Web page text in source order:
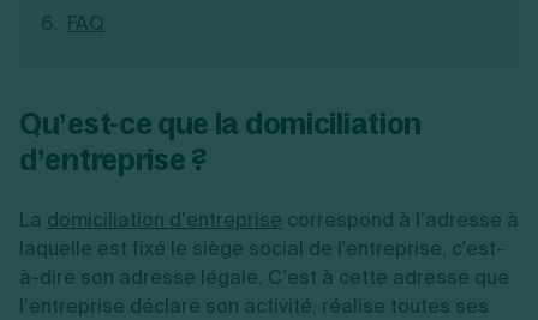
FAQ
Qu’est-ce que la domiciliation
d’entreprise ?
La domiciliation d’entreprise correspond à l’adresse à
laquelle est fixé le siège social de l'entreprise, c'est-
à-dire son adresse légale. C’est à cette adresse que
l’entreprise déclare son activité, réalise toutes ses